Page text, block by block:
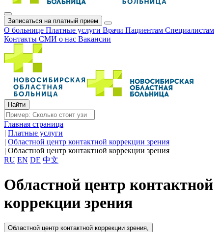
Записаться на платный прием
О больнице Платные услуги Врачи Пациентам Специалистам
Контакты СМИ о нас Вакансии
Главная страница
| Платные услуги
| Областной центр контактной коррекции зрения
| Областной центр контактной коррекции зрения
RU EN DE 中文
Областной центр контактной
коррекции зрения
Областной центр контактной коррекции зрения,